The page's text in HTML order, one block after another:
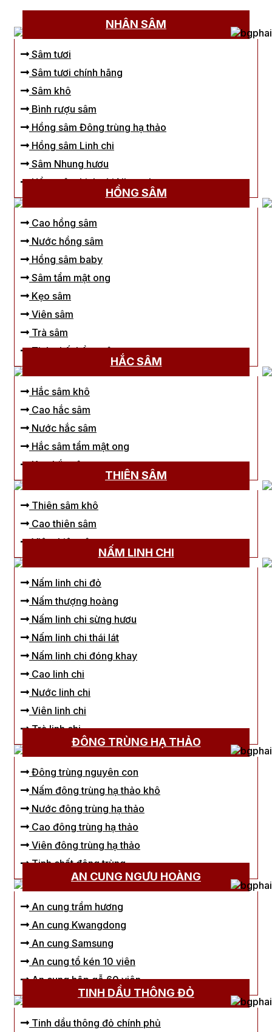
NHÂN SÂM
Sâm tươi
Sâm tươi chính hãng
Sâm khô
Bình rượu sâm
Hồng sâm Đông trùng hạ thảo
Hồng sâm Linh chi
Sâm Nhung hươu
Hồng sâm Linh chi Nhung hươu
HỒNG SÂM
Cao hồng sâm
Nước hồng sâm
Hồng sâm baby
Sâm tẩm mật ong
Kẹo sâm
Viên sâm
Trà sâm
Tinh chất hồng sâm
HẮC SÂM
Hắc sâm khô
Cao hắc sâm
Nước hắc sâm
Hắc sâm tẩm mật ong
Kẹo hắc sâm
THIÊN SÂM
Thiên sâm khô
Cao thiên sâm
Viên thiên sâm
NẤM LINH CHI
Nấm linh chi đỏ
Nấm thượng hoàng
Nấm linh chi sừng hươu
Nấm linh chi thái lát
Nấm linh chi đóng khay
Cao linh chi
Nước linh chi
Viên linh chi
Trà linh chi
ĐÔNG TRÙNG HẠ THẢO
Đông trùng nguyên con
Nấm đông trùng hạ thảo khô
Nước đông trùng hạ thảo
Cao đông trùng hạ thảo
Viên đông trùng hạ thảo
Tinh chất đông trùng
AN CUNG NGƯU HOÀNG
An cung trầm hương
An cung Kwangdong
An cung Samsung
An cung tổ kén 10 viên
An cung hộp gỗ 60 viên
TINH DẦU THÔNG ĐỎ
Tinh dầu thông đỏ chính phủ